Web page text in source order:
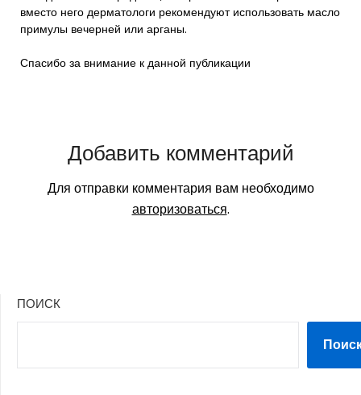
вместо него дерматологи рекомендуют использовать масло
примулы вечерней или арганы.
Спасибо за внимание к данной публикации
Добавить комментарий
Для отправки комментария вам необходимо
авторизоваться.
ПОИСК